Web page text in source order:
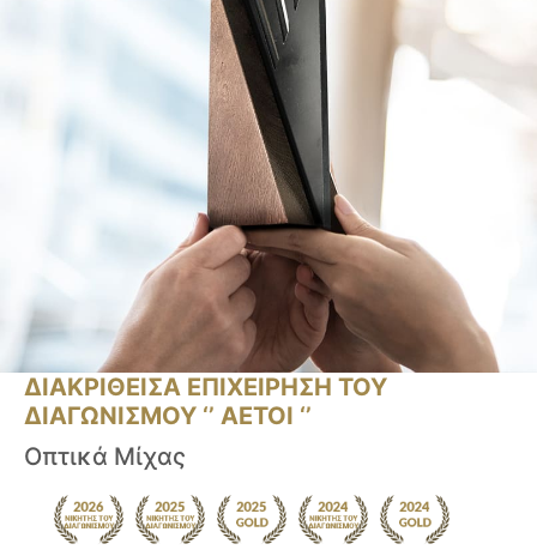
ΔΙΑΚΡΙΘΕΙΣΑ ΕΠΙΧΕΙΡΗΣΗ ΤΟΥ
ΔΙΑΓΩΝΙΣΜΟΥ ‘’ ΑΕΤΟΙ ‘’
Οπτικά Μίχας